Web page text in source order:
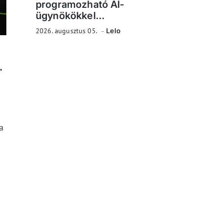
programozható AI-
ügynökökkel...
2026. augusztus 05. Lelo